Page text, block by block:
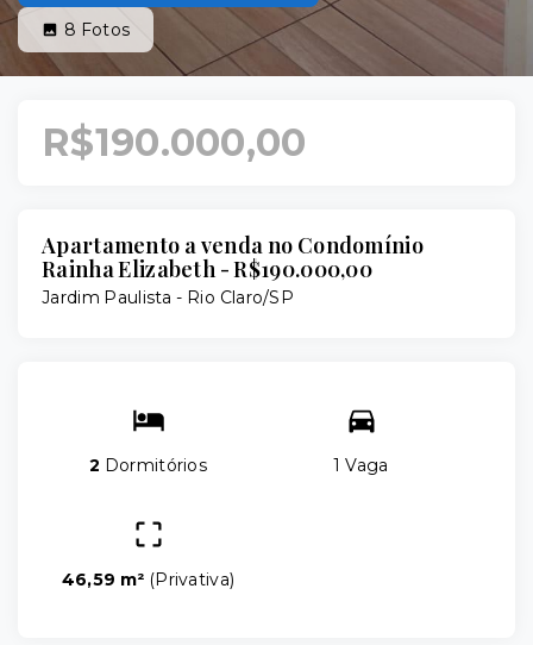
8 Fotos
R$190.000,00
Apartamento a venda no Condomínio
Rainha Elizabeth - R$190.000,00
Jardim Paulista - Rio Claro/SP
2 Dormitórios 1 Vaga
46,59 m² (Privativa)